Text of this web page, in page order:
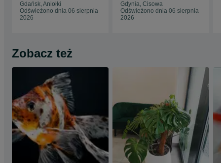
Gdańsk, Aniołki
Odświeżono dnia 06 sierpnia
2026
Gdynia, Cisowa
Odświeżono dnia 06 sierpnia
2026
Zobacz też